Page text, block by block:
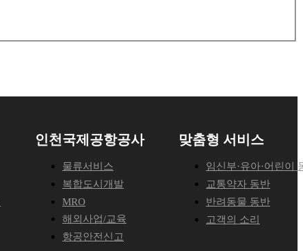
인천국제공항공사
물류서비스
복합도시개발
MRO
해외사업/교육
항공안전신고
맞춤형 서비스
임신부·유아·어린이
교통약자 동반
반려동물 동반
고객의 소리